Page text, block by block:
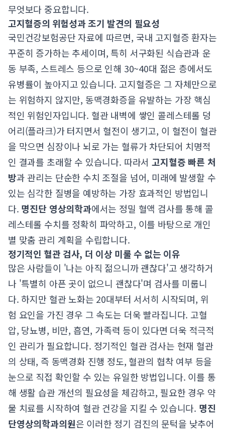
무엇보다 중요합니다.
고지혈증의 위험성과 조기 발견의 필요성
국민건강보험공단 자료에 따르면, 국내 고지혈증 환자는
꾸준히 증가하는 추세이며, 특히 서구화된 식습관과 운
동 부족, 스트레스 등으로 인해 30~40대 젊은 층에서도
유병률이 높아지고 있습니다. 고지혈증은 그 자체만으로
는 위험하지 않지만, 동맥경화증을 유발하는 가장 핵심
적인 위험인자입니다. 혈관 내벽에 쌓인 콜레스테롤 덩
어리(플라크)가 터지면서 혈전이 생기고, 이 혈전이 혈관
을 막으면 심장이나 뇌로 가는 혈류가 차단되어 치명적
인 결과를 초래할 수 있습니다. 따라서고지혈증 빠른 처
방과 관리는 단순한 수치 조절을 넘어, 미래에 발생할 수
있는 심각한 질병을 예방하는 가장 효과적인 방법입니
다. 명진단 영상의학과에서는 정밀 혈액 검사를 통해 콜
레스테롤 수치를 정확히 파악하고, 이를 바탕으로 개인
별 맞춤 관리 계획을 수립합니다.
정기적인 혈관 검사, 더 이상 미룰 수 없는 이유
많은 사람들이 '나는 아직 젊으니까 괜찮다'고 생각하거
나 '특별히 아픈 곳이 없으니 괜찮다'며 검사를 미룹니
다. 하지만 혈관 노화는 20대부터 서서히 시작되며, 위
험 요인을 가진 경우 그 속도는 더욱 빨라집니다. 고혈
압, 당뇨병, 비만, 흡연, 가족력 등이 있다면 더욱 적극적
인 관리가 필요합니다. 정기적인 혈관 검사는 현재 혈관
의 상태, 즉 동맥경화 진행 정도, 혈관의 협착 여부 등을
눈으로 직접 확인할 수 있는 유일한 방법입니다. 이를 통
해 생활 습관 개선의 필요성을 체감하고, 필요한 경우 약
물 치료를 시작하여 혈관 건강을 지킬 수 있습니다. 명진
단영상의학과의원은 이러한 정기 검진의 문턱을 낮추어